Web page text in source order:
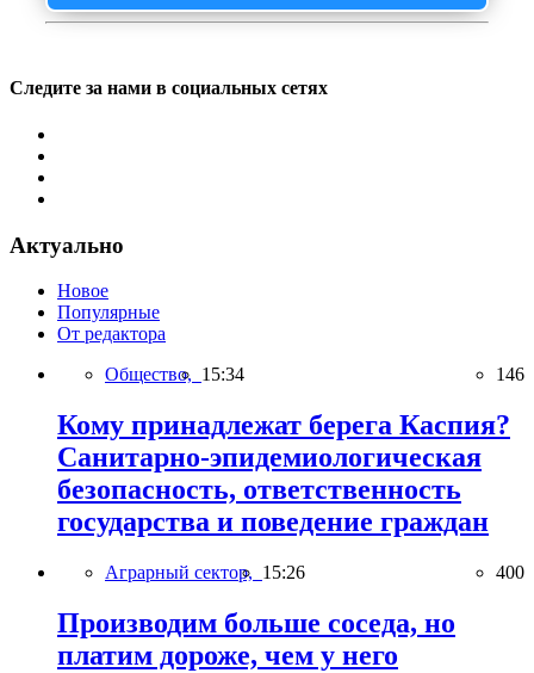
Следите за нами в социальных сетях
Актуально
Новое
Популярные
От редактора
Общество, 15:34 146
Кому принадлежат берега Каспия?
Санитарно-эпидемиологическая
безопасность, ответственность
государства и поведение граждан
Аграрный сектор, 15:26 400
Производим больше соседа, но
платим дороже, чем у него